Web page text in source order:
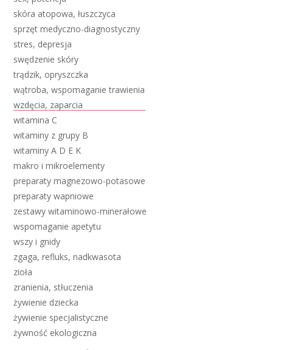
skóra atopowa, łuszczyca
sprzęt medyczno-diagnostyczny
stres, depresja
swędzenie skóry
trądzik, opryszczka
wątroba, wspomaganie trawienia
wzdęcia, zaparcia
witamina C
witaminy z grupy B
witaminy A D E K
makro i mikroelementy
preparaty magnezowo-potasowe
preparaty wapniowe
zestawy witaminowo-minerałowe
wspomaganie apetytu
wszy i gnidy
zgaga, refluks, nadkwasota
zioła
zranienia, stłuczenia
żywienie dziecka
żywienie specjalistyczne
żywność ekologiczna